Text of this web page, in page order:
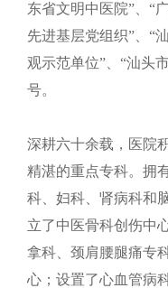
东省文明中医院”、“
先进基层党组织”、“
观示范单位”、“汕头
号。
深耕六十余载，医院
精湛的重点专科。拥
科、妇科、肾病科和
立了中医骨科创伤中
拿科、颈肩腰腿痛专
心；设置了心血管病